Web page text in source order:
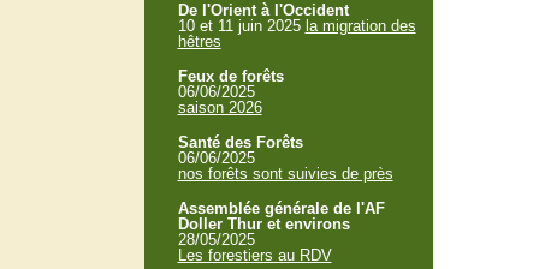
De l'Orient à l'Occident
10 et 11 juin 2025 la migration des
hêtres
Feux de forêts
06/06/2025
saison 2026
Santé des Forêts
06/06/2025
nos forêts sont suivies de près
Assemblée générale de l'AF
Doller Thur et environs
28/05/2025
Les forestiers au RDV